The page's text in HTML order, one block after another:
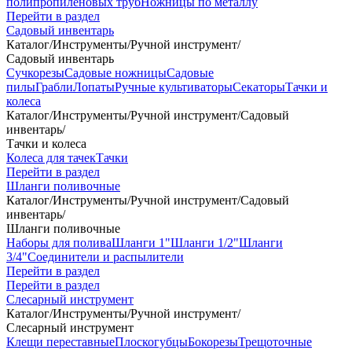
Перейти в раздел
Садовый инвентарь
Каталог/Инструменты/Ручной инструмент/
Садовый инвентарь
СучкорезыСадовые ножницыСадовые
пилыГраблиЛопатыРучные культиваторыСекаторыТачки и
колеса
Каталог/Инструменты/Ручной инструмент/Садовый
инвентарь/
Тачки и колеса
Колеса для тачекТачки
Перейти в раздел
Шланги поливочные
Каталог/Инструменты/Ручной инструмент/Садовый
инвентарь/
Шланги поливочные
Наборы для поливаШланги 1"Шланги 1/2"Шланги
3/4"Соединители и распылители
Перейти в раздел
Перейти в раздел
Слесарный инструмент
Каталог/Инструменты/Ручной инструмент/
Слесарный инструмент
Клещи переставныеПлоскогубцыБокорезыТрещоточные